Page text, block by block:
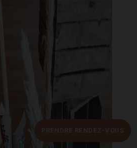
PRENDRE RENDEZ-VOUS